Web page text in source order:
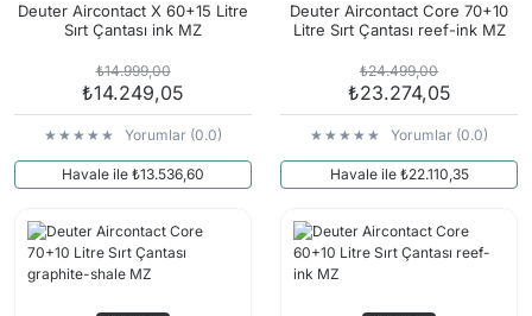
Deuter Aircontact X 60+15 Litre
Sırt Çantası ink MZ
₺14.999,00
₺14.249,05
Yorumlar (0.0)
Havale ile ₺13.536,60
Deuter Aircontact Core 70+10
Litre Sırt Çantası reef-ink MZ
₺24.499,00
₺23.274,05
Yorumlar (0.0)
Havale ile ₺22.110,35